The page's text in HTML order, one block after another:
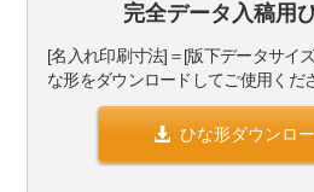
完全データ入稿用
[名入れ印刷寸法]＝[版下データサイ
な形をダウンロードしてご使用くだ
ひな形ダウンロ